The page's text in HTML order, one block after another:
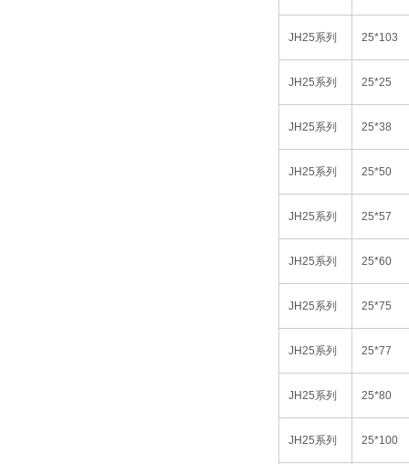
JH25系列 25*103
JH25系列 25*25
JH25系列 25*38
JH25系列 25*50
JH25系列 25*57
JH25系列 25*60
JH25系列 25*75
JH25系列 25*77
JH25系列 25*80
JH25系列 25*100